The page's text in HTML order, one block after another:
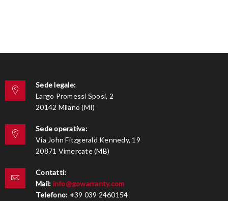
Sede legale:
Largo Promessi Sposi, 2
20142 Milano (MI)
Sede operativa:
Via John Fitzgerald Kennedy, 19
20871 Vimercate (MB)
Contatti:
Mail: info@gowarranty.com
Telefono: +39 039 2460154